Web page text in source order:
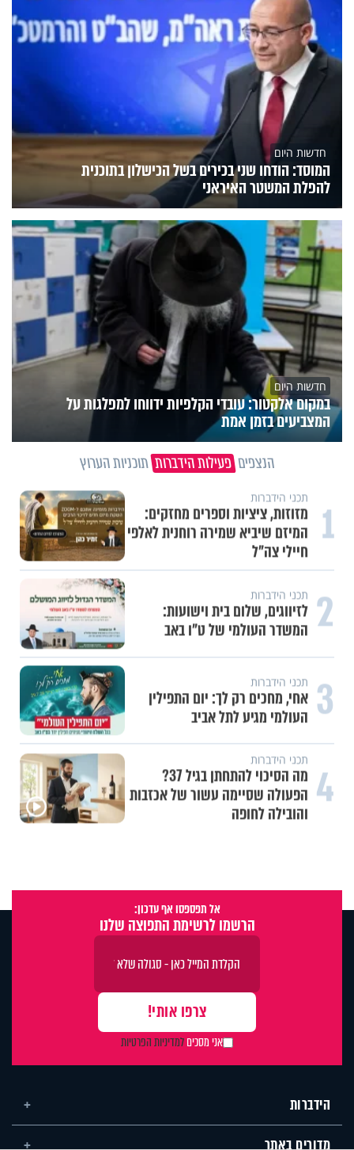
חדשות היום
המוסד: הודחו שני בכירים בשל הכישלון בתוכנית
להפלת המשטר האיראני
חדשות היום
במקום אלקטור: עובדי הקלפיות ידווחו למפלגות על
המצביעים בזמן אמת
הנצפים פעילות הידברות תוכניות הערוץ
1 תכני הידברות
מזוזות, ציציות וספרים מחזקים:
המיזם שיביא שמירה רוחנית לאלפי
חיילי צה"ל
2 תכני הידברות
לזיווגים, שלום בית וישועות:
המשדר העולמי של ט"ו באב
3 תכני הידברות
אחי, מחכים רק לך: יום התפילין
העולמי מגיע לתל אביב
4 תכני הידברות
מה הסיכוי להתחתן בגיל 37?
הפעולה שסיימה עשור של אכזבות
והובילה לחופה
אל תפספסו אף עדכון:
הרשמו לרשימת התפוצה שלנו
אני מסכיםלמדיניות הפרטיות
הידברות
מדורים באתר